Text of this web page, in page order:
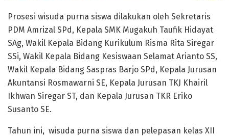
Prosesi wisuda purna siswa dilakukan oleh Sekretaris
PDM Amrizal SPd, Kepala SMK Mugakuh Taufik Hidayat
SAg, Wakil Kepala Bidang Kurikulum Risma Rita Siregar
SSi, Wakil Kepala Bidang Kesiswaan Selamat Arianto SS,
Wakil Kepala Bidang Saspras Barjo SPd, Kepala Jurusan
Akuntansi Rosmawarni SE, Kepala Jurusan TKJ Khairil
Ikhwan Siregar ST, dan Kepala Jurusan TKR Eriko
Susanto SE.
Tahun ini, wisuda purna siswa dan pelepasan kelas XII